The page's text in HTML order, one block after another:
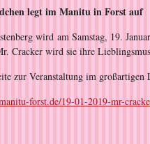
legt im Manitu in Forst auf
wird am Samstag, 19.
Cracker wird sie ihre
zur Veranstaltung im
forst.de/19-01-2019-mr-